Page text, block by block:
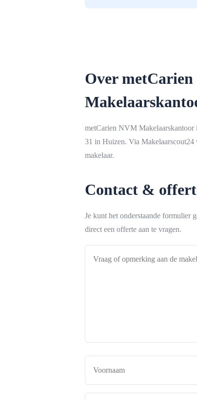
Over
metCarien NVM Makelaarskantoor
31 in Huizen. Via Makelaarscout24
makelaar.
Contact &
Je kunt het onderstaande formulier
direct een offerte aan te vragen.